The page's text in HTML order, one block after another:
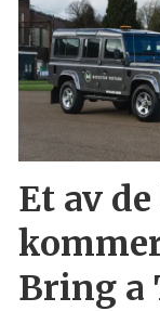
Et av
Bring a